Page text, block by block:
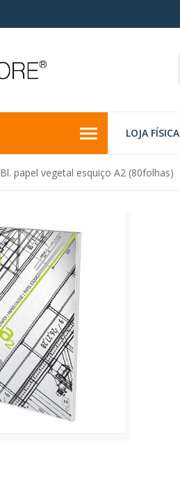
LOJA FÍSICA
Bl. papel vegetal esquiço A2 (80folhas)